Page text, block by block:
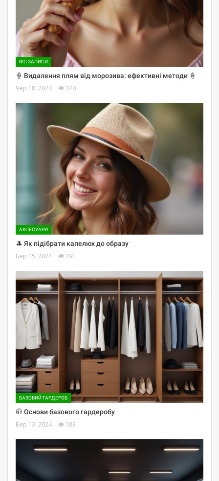
ВСІ ЗАПИСИ
🍦 Видалення плям від морозива: ефективні методи 🍦
Чер 18, 2024 370
АКСЕСУАРИ
🎩 Як підібрати капелюх до образу
Бер 15, 2024 191
БАЗОВИЙ ГАРДЕРОБ
🧥 Основи базового гардеробу
Бер 13, 2024 183